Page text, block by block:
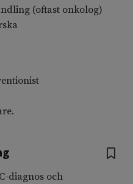
(oftast onkolog)
diagnos och